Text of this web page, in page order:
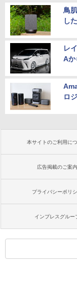
鳥
し
レ
Aか
ロ
本サイトのご利用に
広告掲載のご案内
プライバシーポリ
インプレスグルー